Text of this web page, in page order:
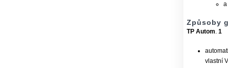
a
Způsoby
TP Autom. 1
vlastní